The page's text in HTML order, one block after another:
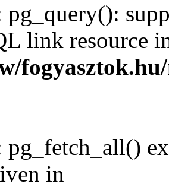
pg_query():
link resource
pg_fetch_all()
in